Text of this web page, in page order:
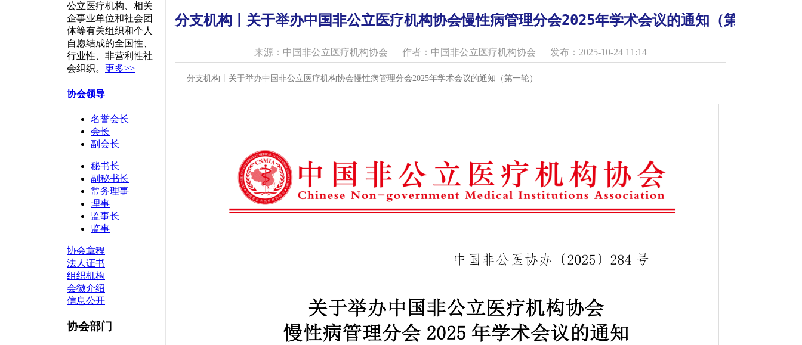
公立医疗机构、相关
企事业单位和社会团
体等有关组织和个人
自愿结成的全国性、
行业性、非营利性社
会组织。 更多>>
协会领导
名誉会长
会长
副会长
秘书长
副秘书长
常务理事
理事
监事长
监事
协会章程
法人证书
组织机构
会徽介绍
信息公开
协会部门
分支机构丨关于举办中国非公立医疗机构协会慢性病管理分会2025年学术会议的通知（第一轮）
来源：中国非公立医疗机构协会 作者：中国非公立医疗机构协会 发布：2025-10-24 11:14
分支机构丨关于举办中国非公立医疗机构协会慢性病管理分会2025年学术会议的通知（第一轮）